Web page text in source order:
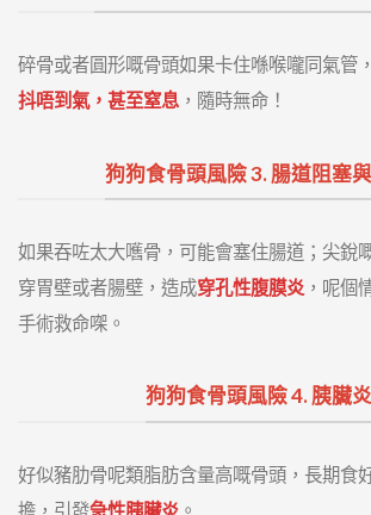
碎骨或者圓形嘅骨頭如果卡住喺喉嚨同氣管
抖唔到氣，甚至窒息 ，隨時無命！
狗狗食骨頭風險 3. 腸道阻塞
如果吞咗太大嚿骨，可能會塞住腸道；尖銳
穿胃壁或者腸壁，造成穿孔性腹膜炎 ，呢個
手術救命㗎。
狗狗食骨頭風險 4. 胰臟炎
好似豬肋骨呢類脂肪含量高嘅骨頭，長期食
擔，引發急性胰臟炎 。